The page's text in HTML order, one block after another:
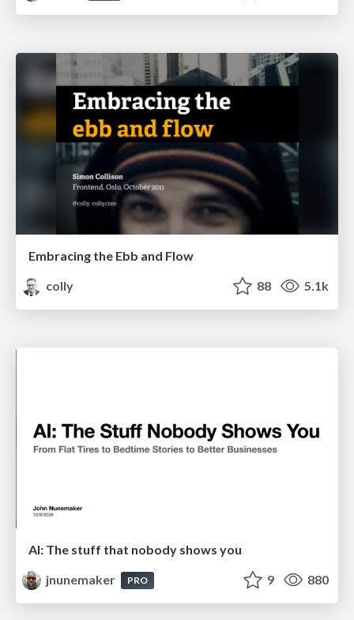
Embracing the Ebb and Flow
colly
88 5.1k
AI: The stuff that nobody shows you
jnunemaker
PRO 9 880